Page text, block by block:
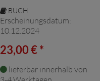
BUCH
Erscheinungsdatum:
10.12.2024
23,00 € *
lieferbar innerhalb von